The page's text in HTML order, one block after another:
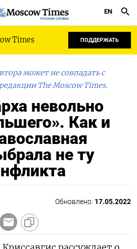
РУССКАЯ СЛУЖБА
EN
Times ПОДДЕРЖАТЬ
может не совпадать с
The Moscow Times.
невольно
Как и
не ту
Обновлено: 17.05.2022